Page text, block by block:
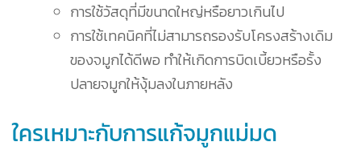
การใช้วัสดุที่มีขนาดใหญ่หรือยาวเกินไป
การใช้เทคนิคที่ไม่สามารถรองรับโครงสร้างเดิม
ของจมูกได้ดีพอ ทำให้เกิดการบิดเบี้ยวหรือรั้ง
ปลายจมูกให้งุ้มลงในภายหลัง
ใครเหมาะกับการแก้จมูกแม่มด